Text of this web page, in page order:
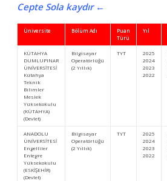
Cepte Sola kaydır ←
Üniversite Bölüm Adı
Puan
Türü
Yıl
KÜTAHYA
DUMLUPINAR
ÜNİVERSİTESİ
Kütahya
Teknik
Bilimler
Meslek
Yüksekokulu
(KÜTAHYA)
(Devlet)
Bilgisayar
Operatörlüğü
(2 Yıllık)
TYT
2025
2024
2023
2022
ANADOLU
ÜNİVERSİTESİ
Engelliler
Entegre
Yüksekokulu
(ESKİŞEHİR)
(Devlet)
Bilgisayar
Operatörlüğü
(2 Yıllık)
TYT
2025
2024
2023
2022